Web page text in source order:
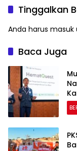
Tinggalkan
Anda harus masuk
Baca Juga